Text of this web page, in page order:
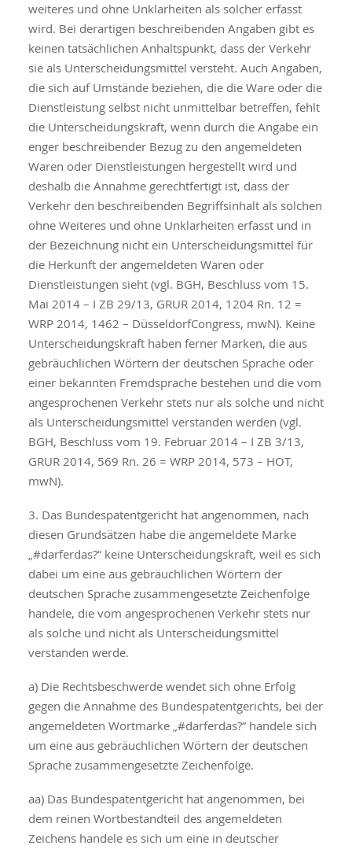
weiteres und ohne Unklarheiten als solcher erfasst
wird. Bei derartigen beschreibenden Angaben gibt es
keinen tatsächlichen Anhaltspunkt, dass der Verkehr
sie als Unterscheidungsmittel versteht. Auch Angaben,
die sich auf Umstände beziehen, die die Ware oder die
Dienstleistung selbst nicht unmittelbar betreffen, fehlt
die Unterscheidungskraft, wenn durch die Angabe ein
enger beschreibender Bezug zu den angemeldeten
Waren oder Dienstleistungen hergestellt wird und
deshalb die Annahme gerechtfertigt ist, dass der
Verkehr den beschreibenden Begriffsinhalt als solchen
ohne Weiteres und ohne Unklarheiten erfasst und in
der Bezeichnung nicht ein Unterscheidungsmittel für
die Herkunft der angemeldeten Waren oder
Dienstleistungen sieht (vgl. BGH, Beschluss vom 15.
Mai 2014 – I ZB 29/13, GRUR 2014, 1204 Rn. 12 =
WRP 2014, 1462 – DüsseldorfCongress, mwN). Keine
Unterscheidungskraft haben ferner Marken, die aus
gebräuchlichen Wörtern der deutschen Sprache oder
einer bekannten Fremdsprache bestehen und die vom
angesprochenen Verkehr stets nur als solche und nicht
als Unterscheidungsmittel verstanden werden (vgl.
BGH, Beschluss vom 19. Februar 2014 – I ZB 3/13,
GRUR 2014, 569 Rn. 26 = WRP 2014, 573 – HOT,
mwN).
3. Das Bundespatentgericht hat angenommen, nach
diesen Grundsätzen habe die angemeldete Marke
„#darferdas?“ keine Unterscheidungskraft, weil es sich
dabei um eine aus gebräuchlichen Wörtern der
deutschen Sprache zusammengesetzte Zeichenfolge
handele, die vom angesprochenen Verkehr stets nur
als solche und nicht als Unterscheidungsmittel
verstanden werde.
a) Die Rechtsbeschwerde wendet sich ohne Erfolg
gegen die Annahme des Bundespatentgerichts, bei der
angemeldeten Wortmarke „#darferdas?“ handele sich
um eine aus gebräuchlichen Wörtern der deutschen
Sprache zusammengesetzte Zeichenfolge.
aa) Das Bundespatentgericht hat angenommen, bei
dem reinen Wortbestandteil des angemeldeten
Zeichens handele es sich um eine in deutscher